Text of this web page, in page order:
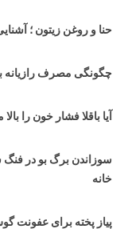
حنا و روغن زیتون ؛
چگونگی مصرف رازیانه
آیا باقلا فشار خون را
سوزاندن برگ بو در
خانه
پیاز پخته برای عفونت